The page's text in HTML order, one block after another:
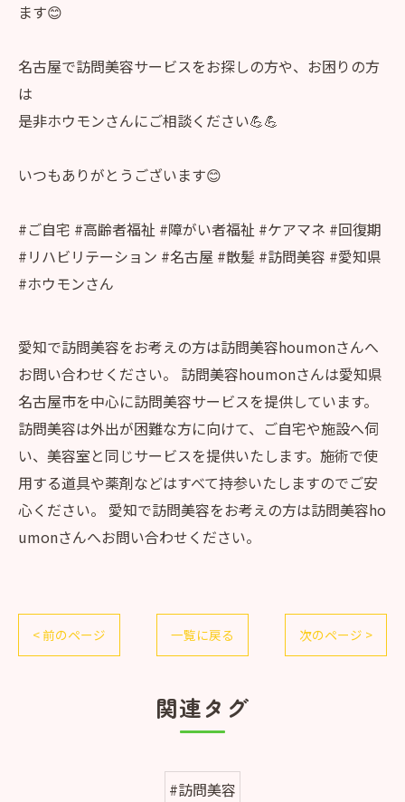
ます😊
名古屋で訪問美容サービスをお探しの方や、お困りの方
は
是非ホウモンさんにご相談ください💪💪
いつもありがとうございます😊
#ご自宅 #高齢者福祉 #障がい者福祉 #ケアマネ #回復期
#リハビリテーション #名古屋 #散髪 #訪問美容 #愛知県
#ホウモンさん
愛知で訪問美容をお考えの方は訪問美容houmonさんへ
お問い合わせください。 訪問美容houmonさんは愛知県
名古屋市を中心に訪問美容サービスを提供しています。
訪問美容は外出が困難な方に向けて、ご自宅や施設へ伺
い、美容室と同じサービスを提供いたします。施術で使
用する道具や薬剤などはすべて持参いたしますのでご安
心ください。 愛知で訪問美容をお考えの方は訪問美容ho
umonさんへお問い合わせください。
< 前のページ 一覧に戻る 次のページ >
関連タグ
#訪問美容